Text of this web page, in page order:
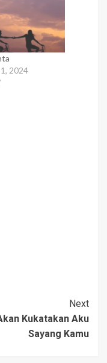
2024
Next
Kukatakan Aku
Sayang Kamu